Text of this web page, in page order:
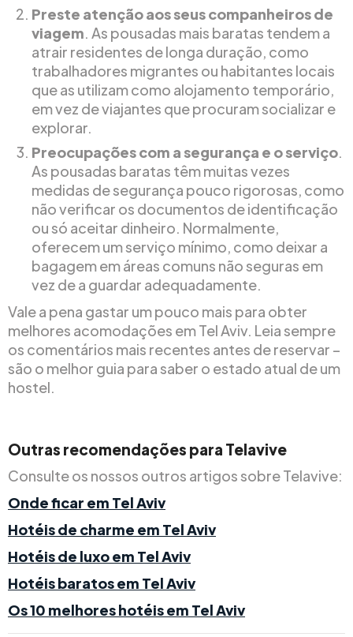
Preste atenção aos seus companheiros de
viagem. As pousadas mais baratas tendem a
atrair residentes de longa duração, como
trabalhadores migrantes ou habitantes locais
que as utilizam como alojamento temporário,
em vez de viajantes que procuram socializar e
explorar.
Preocupações com a segurança e o serviço.
As pousadas baratas têm muitas vezes
medidas de segurança pouco rigorosas, como
não verificar os documentos de identificação
ou só aceitar dinheiro. Normalmente,
oferecem um serviço mínimo, como deixar a
bagagem em áreas comuns não seguras em
vez de a guardar adequadamente.
Vale a pena gastar um pouco mais para obter
melhores acomodações em Tel Aviv. Leia sempre
os comentários mais recentes antes de reservar –
são o melhor guia para saber o estado atual de um
hostel.
Outras recomendações para Telavive
Consulte os nossos outros artigos sobre Telavive:
Onde ficar em Tel Aviv
Hotéis de charme em Tel Aviv
Hotéis de luxo em Tel Aviv
Hotéis baratos em Tel Aviv
Os 10 melhores hotéis em Tel Aviv